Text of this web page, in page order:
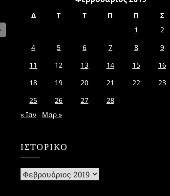
Δ Τ Τ Π Π Σ
1
2
4
5 6 7 8 9
11
12 13 14 15 16
18
19 20 21 22 23
25
26 27
28
« Ιαν
Μαρ »
ΙΣΤΟΡΙΚΌ
Ιστορικό